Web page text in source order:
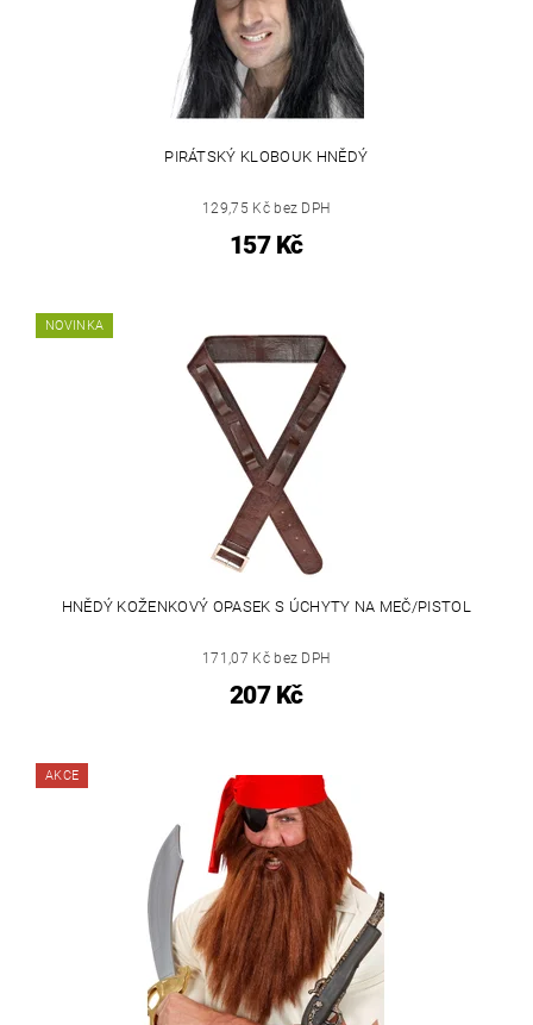
PIRÁTSKÝ KLOBOUK HNĚDÝ
129,75 Kč bez DPH
157 Kč
NOVINKA
HNĚDÝ KOŽENKOVÝ OPASEK S ÚCHYTY NA MEČ/PISTOL
171,07 Kč bez DPH
207 Kč
AKCE